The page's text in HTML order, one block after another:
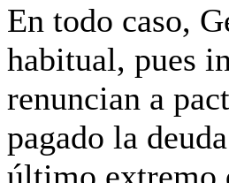
En todo caso,
habitual, pues
renuncian a
pagado la